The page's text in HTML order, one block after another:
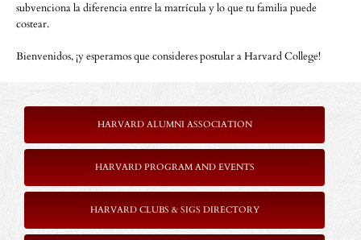
subvenciona la diferencia entre la matrícula y lo que tu familia puede
costear.
Bienvenidos, ¡y esperamos que consideres postular a Harvard College!
HARVARD ALUMNI ASSOCIATION
HARVARD PROGRAM AND EVENTS
HARVARD CLUBS & SIGS DIRECTORY